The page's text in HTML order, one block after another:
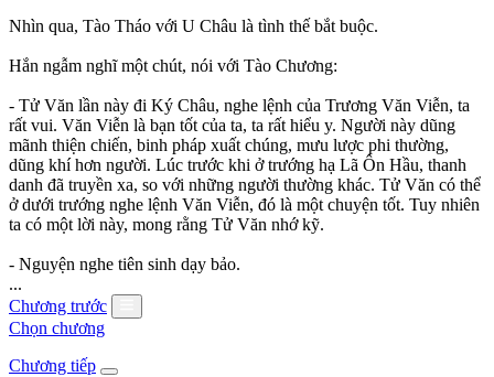
Nhìn qua, Tào Tháo với U Châu là tình thế bắt buộc.
Hắn ngẫm nghĩ một chút, nói với Tào Chương:
- Tử Văn lần này đi Ký Châu, nghe lệnh của Trương Văn Viễn, ta
rất vui. Văn Viễn là bạn tốt của ta, ta rất hiểu y. Người này dũng
mãnh thiện chiến, binh pháp xuất chúng, mưu lược phi thường,
dũng khí hơn người. Lúc trước khi ở trướng hạ Lã Ôn Hầu, thanh
danh đã truyền xa, so với những người thường khác. Tử Văn có thể
ở dưới trướng nghe lệnh Văn Viễn, đó là một chuyện tốt. Tuy nhiên
ta có một lời này, mong rằng Tử Văn nhớ kỹ.
- Nguyện nghe tiên sinh dạy bảo.
...
Chương trước
Chọn chương
Chương tiếp